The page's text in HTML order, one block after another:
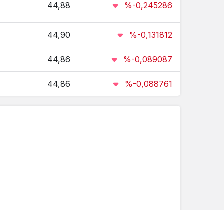
114.218,53
30,78 %1.59
14.533,47 %4.57
44,85 %-0.02
44,88 %-0,245286
44,90 %-0,131812
44,86 %-0,089087
44,86 %-0,088761